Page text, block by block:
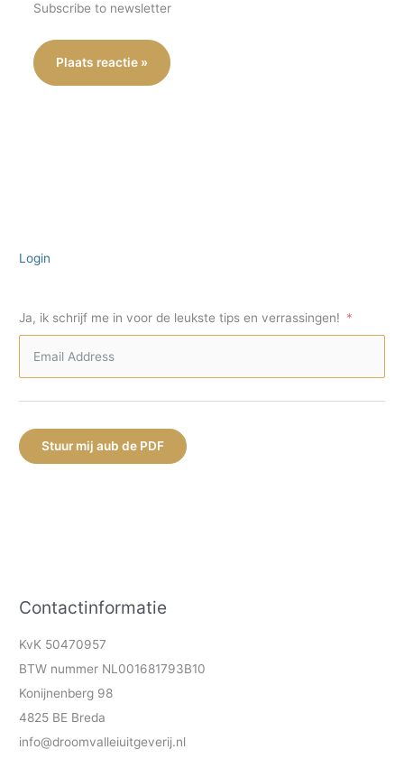
Subscribe to newsletter
Login
Ja, ik schrijf me in voor de leukste tips en verrassingen!
Stuur mij aub de PDF
Contactinformatie
KvK 50470957
BTW nummer NL001681793B10
Konijnenberg 98
4825 BE Breda
info@droomvalleiuitgeverij.nl